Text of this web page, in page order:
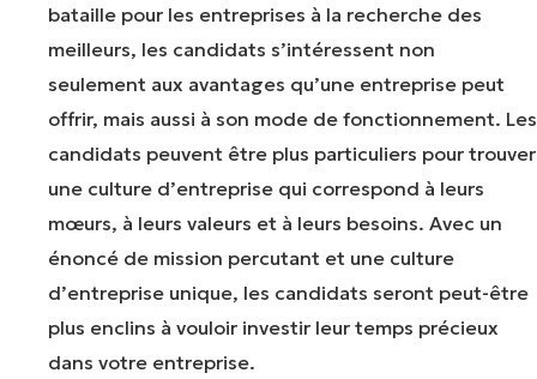
bataille pour les entreprises à la recherche des
meilleurs, les candidats s’intéressent non
seulement aux avantages qu’une entreprise peut
offrir, mais aussi à son mode de fonctionnement. Les
candidats peuvent être plus particuliers pour trouver
une culture d’entreprise qui correspond à leurs
mœurs, à leurs valeurs et à leurs besoins. Avec un
énoncé de mission percutant et une culture
d’entreprise unique, les candidats seront peut-être
plus enclins à vouloir investir leur temps précieux
dans votre entreprise.